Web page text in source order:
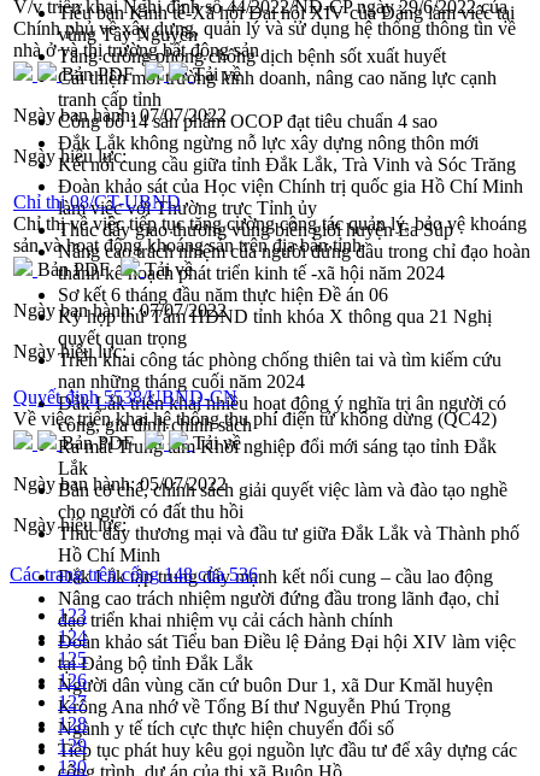
Tiểu ban Kinh tế-Xã hội Đại hội XIV của Đảng làm việc tại
vùng Tây Nguyên
Tăng cường phòng chống dịch bệnh sốt xuất huyết
Cải thiện môi trường kinh doanh, nâng cao năng lực cạnh
tranh cấp tỉnh
Công bố 14 sản phẩm OCOP đạt tiêu chuẩn 4 sao
Đắk Lắk không ngừng nỗ lực xây dựng nông thôn mới
Kết nối cung cầu giữa tỉnh Đắk Lắk, Trà Vinh và Sóc Trăng
Đoàn khảo sát của Học viện Chính trị quốc gia Hồ Chí Minh
làm việc với Thường trực Tỉnh ủy
Thúc đẩy giao thương vùng biên giới huyện Ea Súp
Nâng cao trách nhiệm của người đứng đầu trong chỉ đạo hoàn
thành kế hoạch phát triển kinh tế -xã hội năm 2024
Sơ kết 6 tháng đầu năm thực hiện Đề án 06
Kỳ họp thứ Tám HĐND tỉnh khóa X thông qua 21 Nghị
quyết quan trọng
Triển khai công tác phòng chống thiên tai và tìm kiếm cứu
nạn những tháng cuối năm 2024
Đắk Lắk triển khai nhiều hoạt động ý nghĩa tri ân người có
công, gia đình chính sách
Ra mắt Trung tâm Khởi nghiệp đổi mới sáng tạo tỉnh Đắk
Lắk
Bàn cơ chế, chính sách giải quyết việc làm và đào tạo nghề
cho người có đất thu hồi
Thúc đẩy thương mại và đầu tư giữa Đắk Lắk và Thành phố
Hồ Chí Minh
Đắk Lắk tập trung đẩy mạnh kết nối cung – cầu lao động
Nâng cao trách nhiệm người đứng đầu trong lãnh đạo, chỉ
đạo triển khai nhiệm vụ cải cách hành chính
Đoàn khảo sát Tiểu ban Điều lệ Đảng Đại hội XIV làm việc
tại Đảng bộ tỉnh Đắk Lắk
Người dân vùng căn cứ buôn Dur 1, xã Dur Kmăl huyện
Krông Ana nhớ về Tổng Bí thư Nguyễn Phú Trọng
Ngành y tế tích cực thực hiện chuyển đổi số
Tiếp tục phát huy kêu gọi nguồn lực đầu tư để xây dựng các
V/v triển khai Nghị định số 44/2022/NĐ-CP ngày 29/6/2022 của
Chính phủ về xây dựng, quản lý và sử dụng hệ thống thông tin về
nhà ở và thị trường bất động sản
Bản PDF
Tải về
Ngày ban hành: 07/07/2022
Ngày hiệu lực:
Chỉ thị 08/CT-UBND
Chỉ thị về việc tiếp tục tăng cường công tác quản lý, bảo vệ khoáng
sản và hoạt động khoáng sản trên địa bàn tỉnh
Bản PDF
Tải về
Ngày ban hành:07/07/2022
Ngày hiệu lực:
Quyết định 5538/UBND-CN
Về việc triển khai hệ thống thu phí điện tử không dừng (QC42)
Bản PDF
Tải về
Ngày ban hành:05/07/2022
Ngày hiệu lực:
Các trang trên cổng 148 của 536
123
124
125
126
127
128
129
130